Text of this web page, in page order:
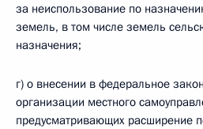
за неиспользование по
земель, в том числе земель
назначения;
г) о внесении в федеральное
организации местного
предусматривающих расширение